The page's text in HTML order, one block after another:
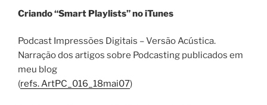
Criando “Smart Playlists” no iTunes
Podcast Impressões Digitais – Versão Acústica.
Narração dos artigos sobre Podcasting publicados em
meu blog
(refs. ArtPC_016_18mai07)